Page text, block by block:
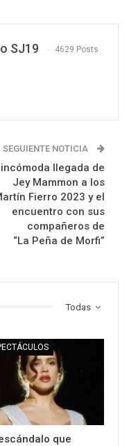
SJ19 4629 Posts
SEGUIENTE NOTICIA
llegada de
Jey Mammon a los
Fierro 2023 y el
encuentro con sus
compañeros de
“La Peña de Morfi”
Todas
que